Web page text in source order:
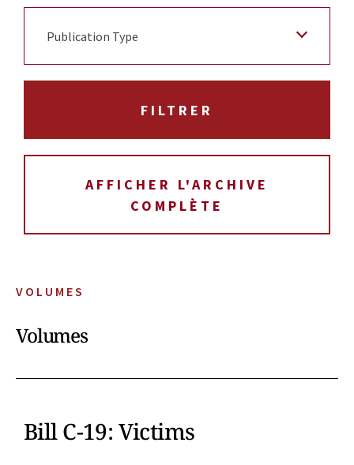
VOLUMES
Volumes
Bill C-19: Victims
Publication Type
AFFICHER L'ARCHIVE
COMPLÈTE